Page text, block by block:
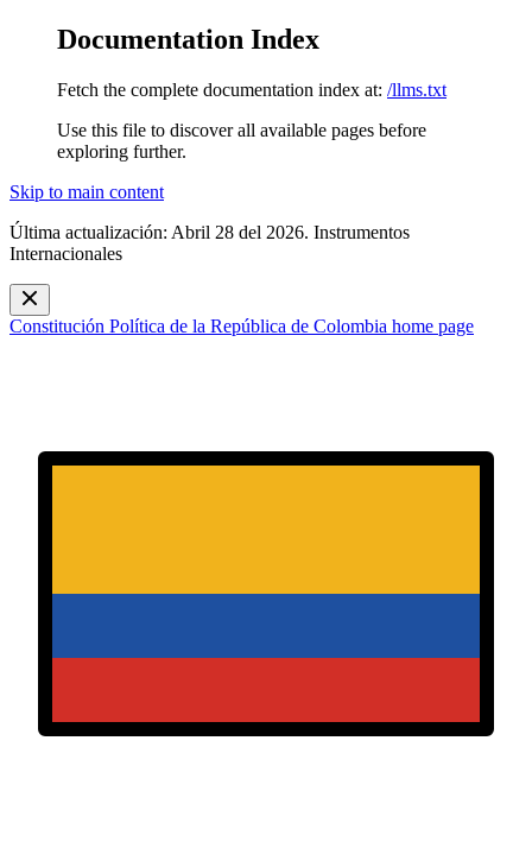
Documentation Index
Fetch the complete documentation index at: /llms.txt
Use this file to discover all available pages before
exploring further.
Skip to main content
Última actualización: Abril 28 del 2026. Instrumentos
Internacionales
Constitución Política de la República de Colombia home page